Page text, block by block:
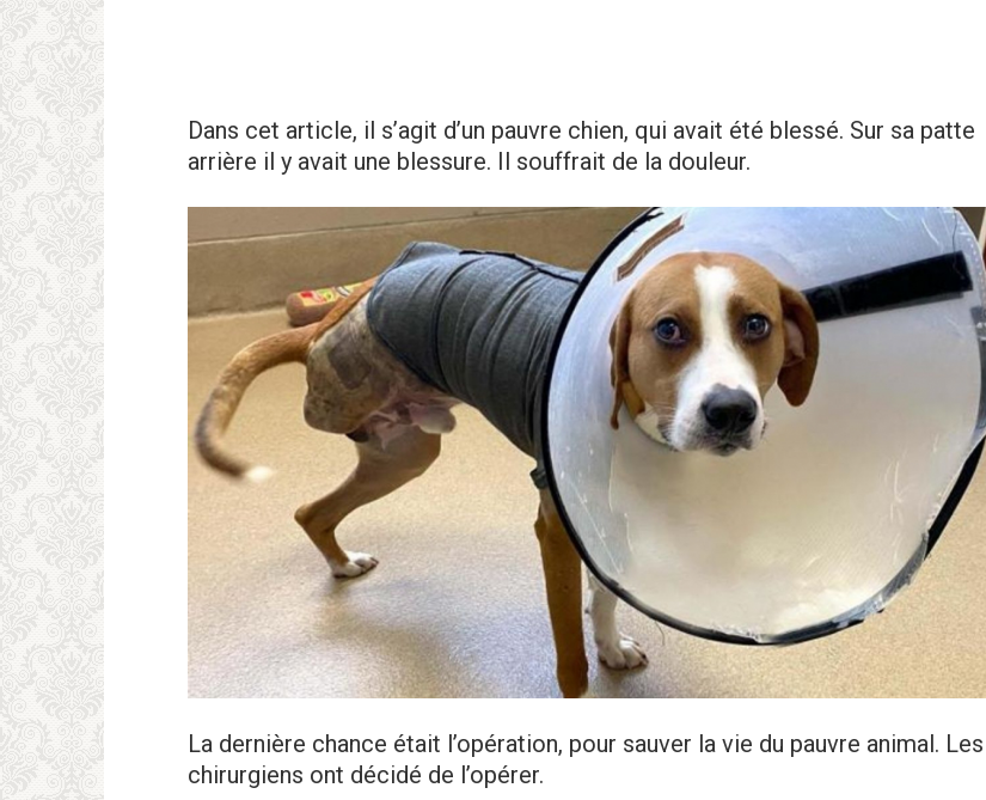
Dans cet article, il s’agit d’un pauvre chien, qui avait été blessé. Sur sa patte
arrière il y avait une blessure. Il souffrait de la douleur.
La dernière chance était l’opération, pour sauver la vie du pauvre animal. Les
chirurgiens ont décidé de l’opérer.